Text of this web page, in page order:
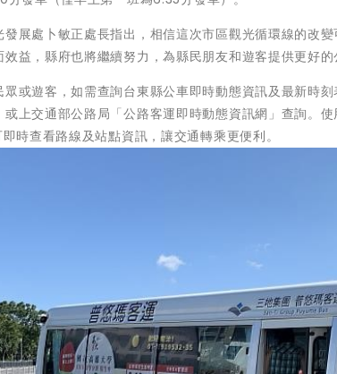
發展處卜敏正處長指出，相信這次市區觀光循環線的改
益，縣府也將繼續努力，為縣民朋友和遊客提供更好的
眾或遊客，如需查詢台東縣公車即時動態資訊及最新時
或上交通部公路局「公路客運即時動態資訊網」查詢。
時查看路線及站點資訊，讓交通轉乘更便利。